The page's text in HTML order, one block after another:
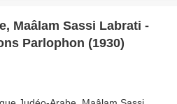
Maâlam Sassi Labrati -
Parlophon (1930)